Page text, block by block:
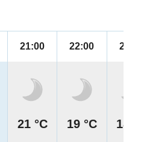
21:00
21 °C
22:00
19 °C
23:00
18 °C